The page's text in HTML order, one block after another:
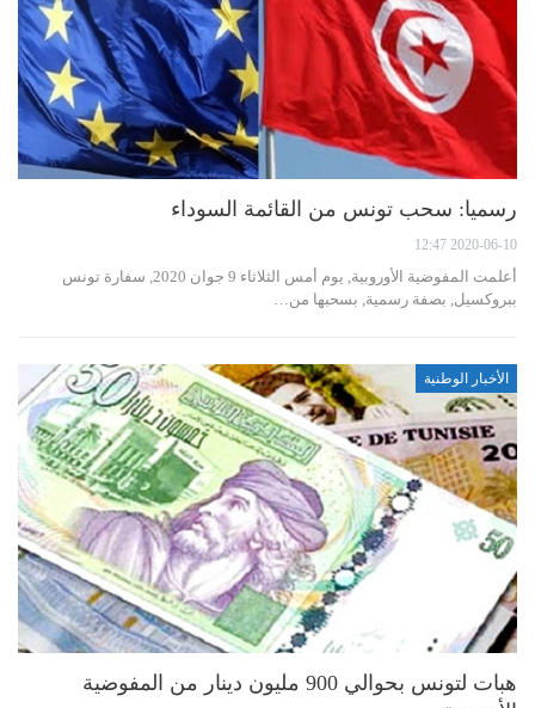
رسميا: سحب تونس من القائمة السوداء
2020-06-10 12:47
أعلمت المفوضية الأوروبية, يوم أمس الثلاثاء 9 جوان 2020, سفارة تونس
ببروكسيل, بصفة رسمية, بسحبها من…
الأخبار الوطنية
هبات لتونس بحوالي 900 مليون دينار من المفوضية